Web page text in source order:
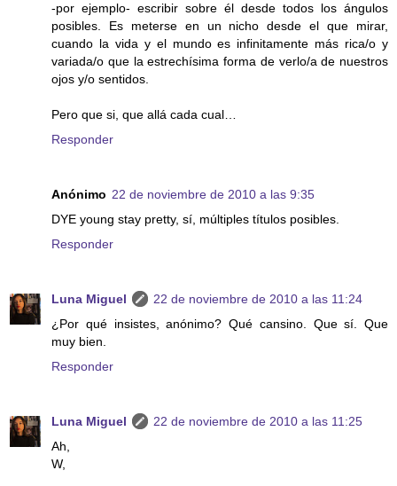
-por ejemplo- escribir sobre él desde todos los ángulos
posibles. Es meterse en un nicho desde el que mirar,
cuando la vida y el mundo es infinitamente más rica/o y
variada/o que la estrechísima forma de verlo/a de nuestros
ojos y/o sentidos.
Pero que si, que allá cada cual…
Responder
Anónimo 22 de noviembre de 2010 a las 9:35
DYE young stay pretty, sí, múltiples títulos posibles.
Responder
Luna Miguel
22 de noviembre de 2010 a las 11:24
¿Por qué insistes, anónimo? Qué cansino. Que sí. Que
muy bien.
Responder
Luna Miguel
22 de noviembre de 2010 a las 11:25
Ah,
W,